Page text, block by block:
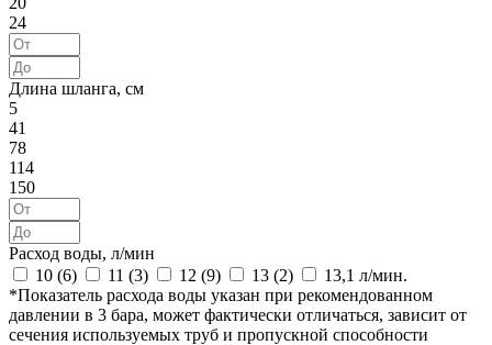
24
Длина шланга, см
5
41
78
114
150
Расход воды, л/мин
10 (6) 11 (3) 12 (9) 13 (2)
13,1 л/мин.
*Показатель расхода воды указан при рекомендованном
давлении в 3 бара, может фактически отличаться, зависит от
сечения используемых труб и пропускной способности